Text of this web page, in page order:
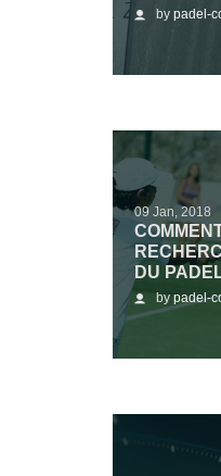
by padel-
09 Jan, 2018
DU
by padel-